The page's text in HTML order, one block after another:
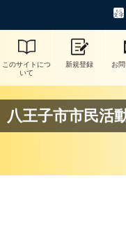
このサイトにつ
いて
新規登録 お
八王子市市民活